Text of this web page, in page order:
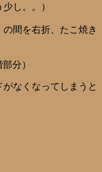
し。。）
間を右折、たこ焼き
分）
なくなってしまうと